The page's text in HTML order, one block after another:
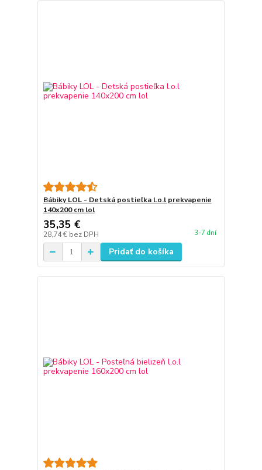
Bábiky LOL - Detská postieľka l.o.l prekvapenie
140x200 cm lol
35,35 €
28,74 € bez DPH 3-7 dní
Pridať do košíka